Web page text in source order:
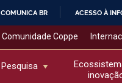
COMUNICA BR ACESSO À
Comunidade Coppe
Pesquisa